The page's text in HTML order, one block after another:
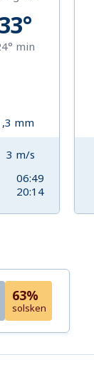
min
mm
3 m/s
06:49
20:14
63%
solsken